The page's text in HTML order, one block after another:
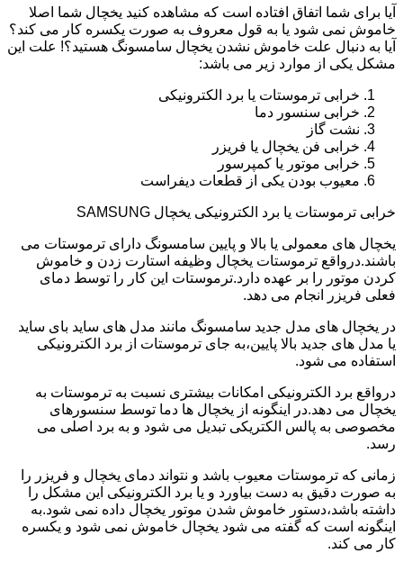
آیا برای شما اتفاق افتاده است که مشاهده کنید یخچال شما اصلا
خاموش نمی شود یا به قول معروف به صورت یکسره کار می کند؟
آیا به دنبال علت خاموش نشدن یخچال سامسونگ هستید؟! علت این
مشکل یکی از موارد زیر می باشد:
خرابی ترموستات یا برد الکترونیکی
خرابی سنسور دما
نشت گاز
خرابی فن یخچال یا فریزر
خرابی موتور یا کمپرسور
معیوب بودن یکی از قطعات دیفراست
خرابی ترموستات یا برد الکترونیکی یخچال SAMSUNG
یخچال های معمولی یا بالا و پایین سامسونگ دارای ترموستات می
باشند.درواقع ترموستات یخچال وظیفه استارت زدن و خاموش
کردن موتور را بر عهده دارد.ترموستات این کار را توسط دمای
فعلی فریزر انجام می دهد.
در یخچال های مدل جدید سامسونگ مانند مدل های ساید بای ساید
یا مدل های جدید بالا پایین،به جای ترموستات از برد الکترونیکی
استفاده می شود.
درواقع برد الکترونیکی امکانات بیشتری نسبت به ترموستات به
یخچال می دهد.در اینگونه از یخچال ها دما توسط سنسورهای
مخصوصی به پالس الکتریکی تبدیل می شود و به برد اصلی می
رسد.
زمانی که ترموستات معیوب باشد و نتواند دمای یخچال و فریزر را
به صورت دقیق به دست بیاورد و یا برد الکترونیکی این مشکل را
داشته باشد،دستور خاموش شدن موتور یخچال داده نمی شود.به
اینگونه است که گفته می شود یخچال خاموش نمی شود و یکسره
کار می کند.